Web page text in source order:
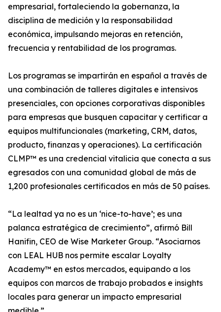
empresarial, fortaleciendo la gobernanza, la
disciplina de medición y la responsabilidad
económica, impulsando mejoras en retención,
frecuencia y rentabilidad de los programas.
Los programas se impartirán en español a través de
una combinación de talleres digitales e intensivos
presenciales, con opciones corporativas disponibles
para empresas que busquen capacitar y certificar a
equipos multifuncionales (marketing, CRM, datos,
producto, finanzas y operaciones). La certificación
CLMP™ es una credencial vitalicia que conecta a sus
egresados con una comunidad global de más de
1,200 profesionales certificados en más de 50 países.
“La lealtad ya no es un ‘nice-to-have’; es una
palanca estratégica de crecimiento”, afirmó Bill
Hanifin, CEO de Wise Marketer Group. “Asociarnos
con LEAL HUB nos permite escalar Loyalty
Academy™ en estos mercados, equipando a los
equipos con marcos de trabajo probados e insights
locales para generar un impacto empresarial